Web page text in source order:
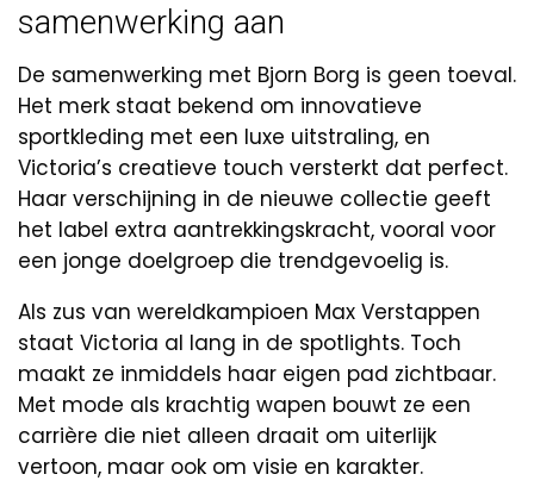
samenwerking aan
De samenwerking met Bjorn Borg is geen toeval.
Het merk staat bekend om innovatieve
sportkleding met een luxe uitstraling, en
Victoria’s creatieve touch versterkt dat perfect.
Haar verschijning in de nieuwe collectie geeft
het label extra aantrekkingskracht, vooral voor
een jonge doelgroep die trendgevoelig is.
Als zus van wereldkampioen Max Verstappen
staat Victoria al lang in de spotlights. Toch
maakt ze inmiddels haar eigen pad zichtbaar.
Met mode als krachtig wapen bouwt ze een
carrière die niet alleen draait om uiterlijk
vertoon, maar ook om visie en karakter.